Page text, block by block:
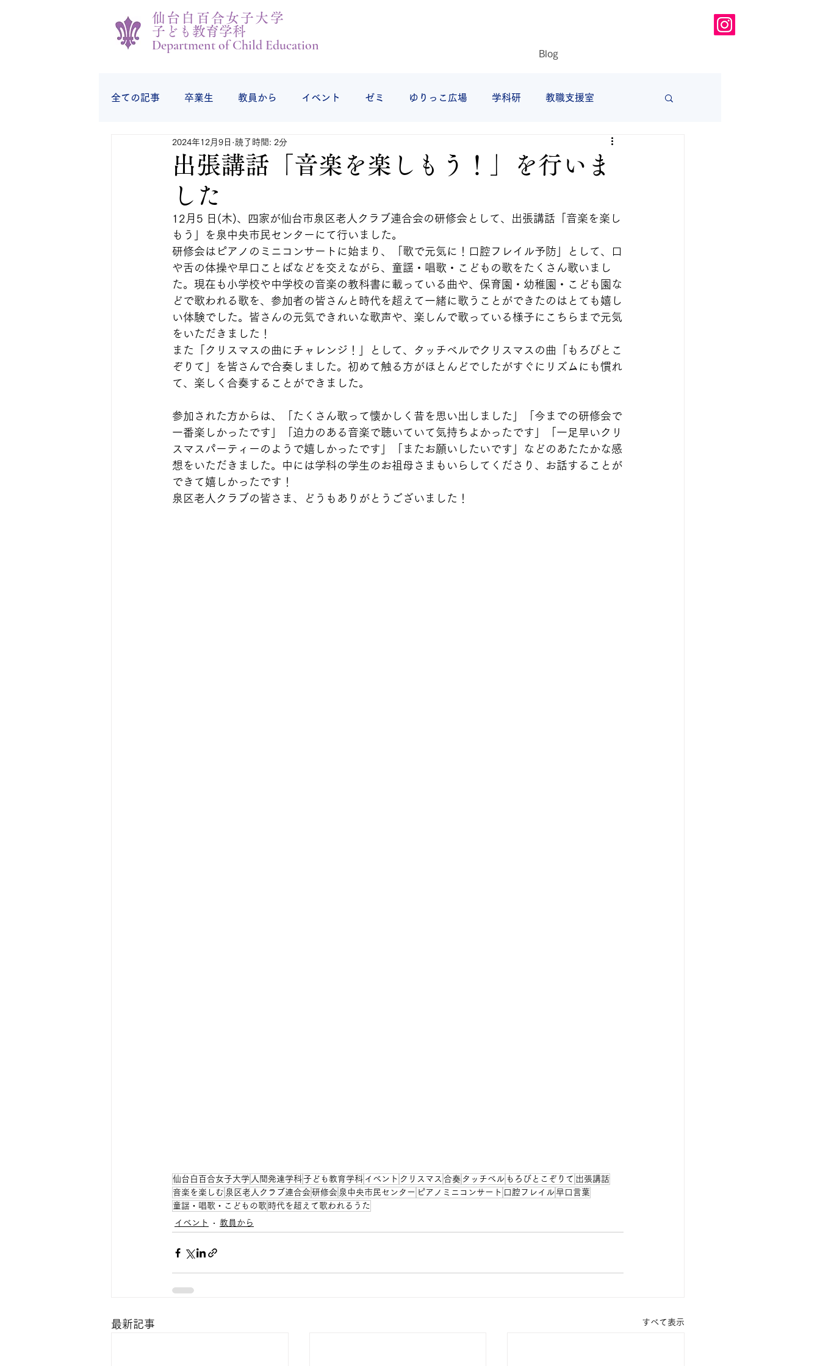
仙台白百合女子大学
子ども教育学科
Department of Child Education
Blog
全ての記事 卒業生 教員から イベント ゼミ ゆりっこ広場 学科研 教職支援室
学生の様子 学生から 授業の様子
出張講話「音楽を楽しもう！」を行いま
した
2024年12月9日 読了時間: 2分
12月5 日(木)、四家が仙台市泉区老人クラブ連合会の研修会として、出張講話「音楽を楽し
もう」を泉中央市民センターにて行いました。
研修会はピアノのミニコンサートに始まり、「歌で元気に！口腔フレイル予防」として、口
や舌の体操や早口ことばなどを交えながら、童謡・唱歌・こどもの歌をたくさん歌いまし
た。現在も小学校や中学校の音楽の教科書に載っている曲や、保育園・幼稚園・こども園な
どで歌われる歌を、参加者の皆さんと時代を超えて一緒に歌うことができたのはとても嬉し
い体験でした。皆さんの元気できれいな歌声や、楽しんで歌っている様子にこちらまで元気
をいただきました！
また「クリスマスの曲にチャレンジ！」として、タッチベルでクリスマスの曲「もろびとこ
ぞりて」を皆さんで合奏しました。初めて触る方がほとんどでしたがすぐにリズムにも慣れ
て、楽しく合奏することができました。
参加された方からは、「たくさん歌って懐かしく昔を思い出しました」「今までの研修会で
一番楽しかったです」「迫力のある音楽で聴いていて気持ちよかったです」「一足早いクリ
スマスパーティーのようで嬉しかったです」「またお願いしたいです」などのあたたかな感
想をいただきました。中には学科の学生のお祖母さまもいらしてくださり、お話することが
できて嬉しかったです！
泉区老人クラブの皆さま、どうもありがとうございました！
仙台白百合女子大学 人間発達学科子ども教育学科 イベント クリスマス 合奏 タッチベル もろびとこぞりて 出張講話
音楽を楽しむ 泉区老人クラブ連合会研修会 泉中央市民センター ピアノミニコンサート 口腔フレイル 早口言葉
童謡・唱歌・こどもの歌 時代を超えて歌われるうた
イベント
教員から
最新記事 すべて表示